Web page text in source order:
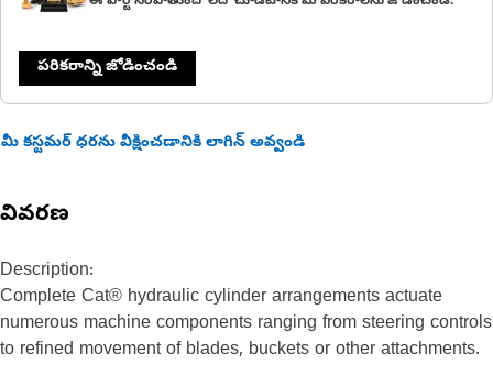
పరికరాన్ని జోడించండి
మీ కస్టమర్ ధరను వీక్షించడానికి లాగిన్ అవ్వండి
వివరణ
Description:
Complete Cat® hydraulic cylinder arrangements actuate
numerous machine components ranging from steering controls
to refined movement of blades, buckets or other attachments.